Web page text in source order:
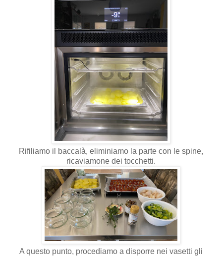
Rifiliamo il baccalà, eliminiamo la parte con le spine,
ricaviamone dei tocchetti.
A questo punto, procediamo a disporre nei vasetti gli